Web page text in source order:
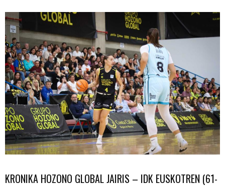
KRONIKA HOZONO GLOBAL JAIRIS – IDK EUSKOTREN (61-